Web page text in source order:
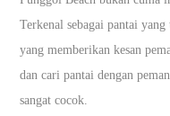
Terkenal sebagai pantai
yang memberikan kesan
dan cari pantai dengan
sangat cocok.